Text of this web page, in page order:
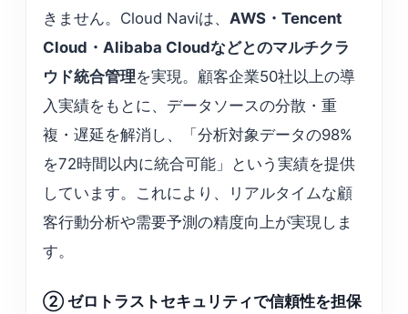
きません。Cloud Naviは、AWS・Tencent
Cloud・Alibaba Cloudなどとのマルチクラ
ウド統合管理を実現。顧客企業50社以上の導
入実績をもとに、データソースの分散・重
複・遅延を解消し、「分析対象データの98%
を72時間以内に統合可能」という実績を提供
しています。これにより、リアルタイムな顧
客行動分析や需要予測の精度向上が実現しま
す。
② ゼロトラストセキュリティで信頼性を担保